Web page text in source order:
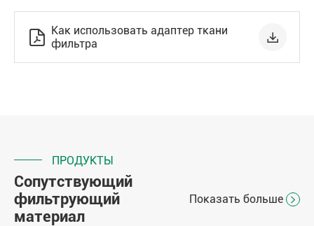
 Как использовать адаптер ткани
фильтра

ПРОДУКТЫ
Сопутствующий
фильтрующий
материал
Показать больше 